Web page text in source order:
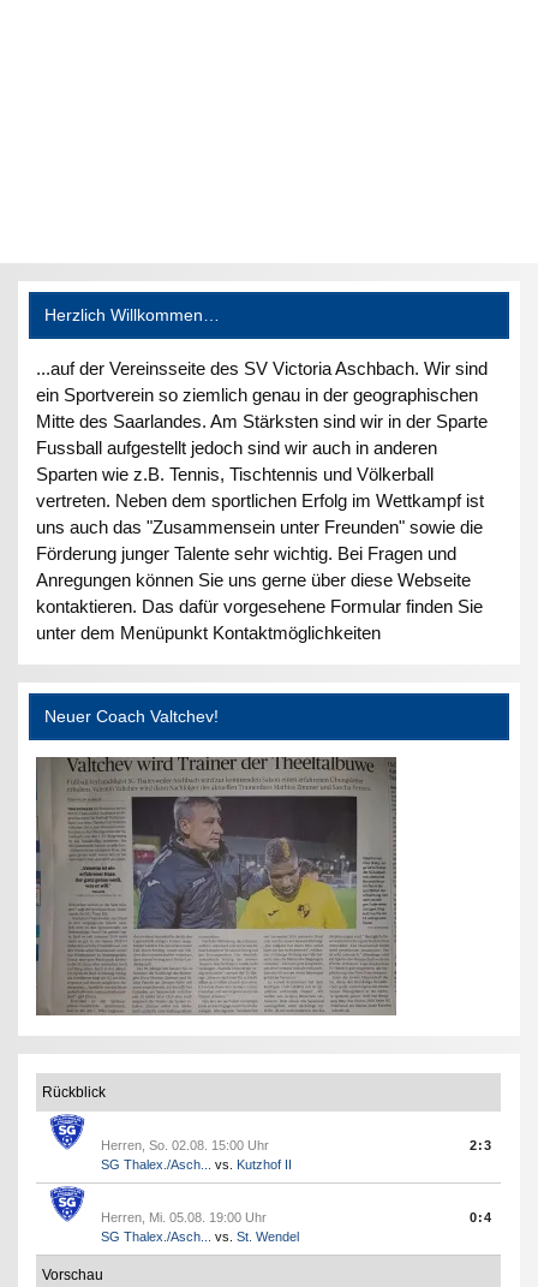
Herzlich Willkommen…
...auf der Vereinsseite des SV Victoria Aschbach. Wir sind
ein Sportverein so ziemlich genau in der geographischen
Mitte des Saarlandes. Am Stärksten sind wir in der Sparte
Fussball aufgestellt jedoch sind wir auch in anderen
Sparten wie z.B. Tennis, Tischtennis und Völkerball
vertreten. Neben dem sportlichen Erfolg im Wettkampf ist
uns auch das "Zusammensein unter Freunden" sowie die
Förderung junger Talente sehr wichtig. Bei Fragen und
Anregungen können Sie uns gerne über diese Webseite
kontaktieren. Das dafür vorgesehene Formular finden Sie
unter dem Menüpunkt Kontaktmöglichkeiten
Neuer Coach Valtchev!
Rückblick
Herren, So. 02.08. 15:00 Uhr
SG Thalex./Asch...
vs. Kutzhof II
2:3
Herren, Mi. 05.08. 19:00 Uhr
SG Thalex./Asch...
vs.St. Wendel
0:4
Vorschau